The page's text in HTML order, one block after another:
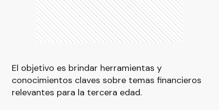
El objetivo es brindar herramientas y
conocimientos claves sobre temas financieros
relevantes para la tercera edad.